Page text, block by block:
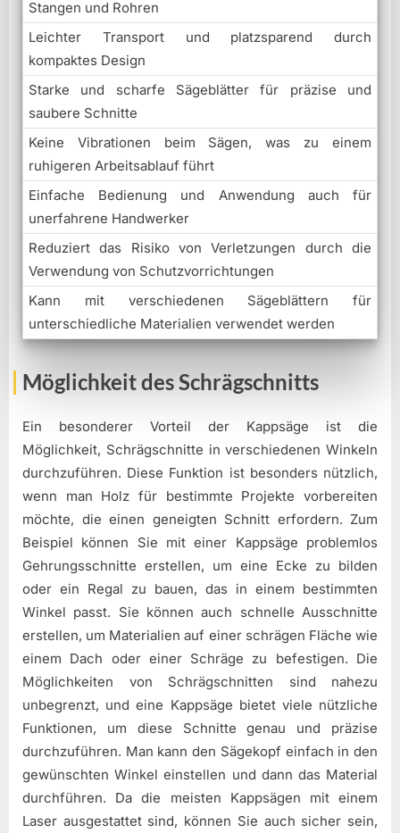
Stangen und Rohren
Leichter Transport und platzsparend durch
kompaktes Design
Starke und scharfe Sägeblätter für präzise und
saubere Schnitte
Keine Vibrationen beim Sägen, was zu einem
ruhigeren Arbeitsablauf führt
Einfache Bedienung und Anwendung auch für
unerfahrene Handwerker
Reduziert das Risiko von Verletzungen durch die
Verwendung von Schutzvorrichtungen
Kann mit verschiedenen Sägeblättern für
unterschiedliche Materialien verwendet werden
Möglichkeit des Schrägschnitts
Ein besonderer Vorteil der Kappsäge ist die
Möglichkeit, Schrägschnitte in verschiedenen Winkeln
durchzuführen. Diese Funktion ist besonders nützlich,
wenn man Holz für bestimmte Projekte vorbereiten
möchte, die einen geneigten Schnitt erfordern. Zum
Beispiel können Sie mit einer Kappsäge problemlos
Gehrungsschnitte erstellen, um eine Ecke zu bilden
oder ein Regal zu bauen, das in einem bestimmten
Winkel passt. Sie können auch schnelle Ausschnitte
erstellen, um Materialien auf einer schrägen Fläche wie
einem Dach oder einer Schräge zu befestigen. Die
Möglichkeiten von Schrägschnitten sind nahezu
unbegrenzt, und eine Kappsäge bietet viele nützliche
Funktionen, um diese Schnitte genau und präzise
durchzuführen. Man kann den Sägekopf einfach in den
gewünschten Winkel einstellen und dann das Material
durchführen. Da die meisten Kappsägen mit einem
Laser ausgestattet sind, können Sie auch sicher sein,